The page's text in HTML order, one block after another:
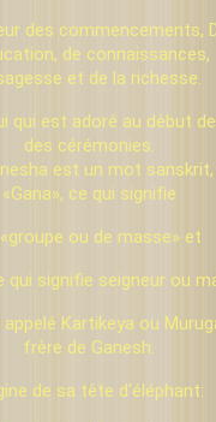
des commencements,
de connaissances,
et de la richesse.
qui est adoré au début
des cérémonies.
est un mot sanskrit,
«Gana», ce qui signifie
ou de masse» et
qui signifie seigneur ou
appelé Kartikeya ou
frère de Ganesh.
de sa tête d'éléphant: